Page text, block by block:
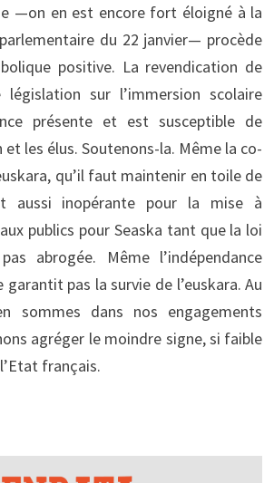
—on en est encore fort éloigné à la
du 22 janvier— procède
positive. La revendication de
législation sur l’immersion scolaire
présente et est susceptible de
et les élus. Soutenons-la. Même la co-
qu’il faut maintenir en toile de
aussi inopérante pour la mise à
publics pour Seaska tant que la loi
abrogée. Même l’indépendance
garantit pas la survie de l’euskara. Au
sommes dans nos engagements
agréger le moindre signe, si faible
français.